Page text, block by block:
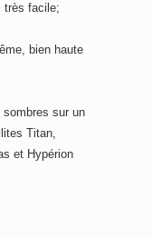
très facile;
bien haute
sombres sur un
Titan,
et Hypérion